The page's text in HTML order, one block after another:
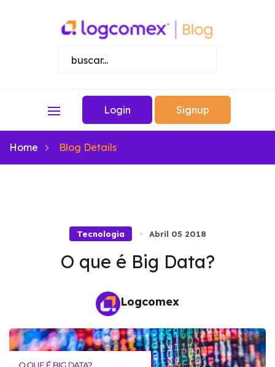
Login Signup
Home Blog Details
Tecnologia Abril 05 2018
O que é Big Data?
Logcomex